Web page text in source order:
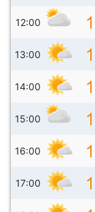
12:00
13:00
14:00
15:00
16:00
17:00